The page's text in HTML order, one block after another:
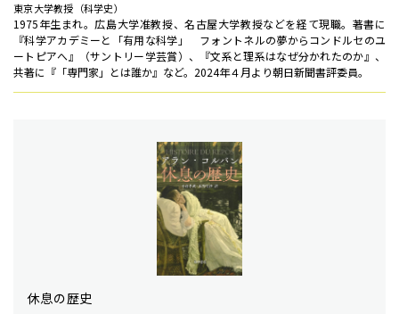
東京大学教授（科学史）
1975年生まれ。広島大学准教授、名古屋大学教授などを経て現職。著書に
『科学アカデミーと「有用な科学」 フォントネルの夢からコンドルセのユ
ートピアへ』（サントリー学芸賞）、『文系と理系はなぜ分かれたのか』、
共著に『「専門家」とは誰か』など。2024年４月より朝日新聞書評委員。
休息の歴史